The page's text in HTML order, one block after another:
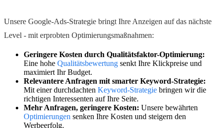
Unsere Google-Ads-Strategie bringt Ihre Anzeigen auf das nächste
Level - mit erprobten Optimierungsmaßnahmen:
Geringere Kosten durch Qualitätsfaktor-Optimierung:
Eine hohe Qualitätsbewertung senkt Ihre Klickpreise und
maximiert Ihr Budget.
Relevantere Anfragen mit smarter Keyword-Strategie:
Mit einer durchdachten Keyword-Strategie bringen wir die
richtigen Interessenten auf Ihre Seite.
Mehr Anfragen, geringere Kosten: Unsere bewährten
Optimierungen senken Ihre Kosten und steigern den
Werbeerfolg.